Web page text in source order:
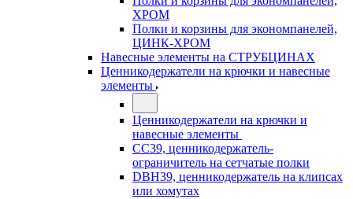
ХРОМ
Полки и корзины для экономпанелей,
ЦИНК-ХРОМ
Навесные элементы на СТРУБЦИНАХ
Ценникодержатели на крючки и навесные
элементы
Ценникодержатели на крючки и
навесные элементы
CC39, ценникодержатель-
ограничитель на сетчатые полки
DBH39, ценникодержатель на клипсах
или хомутах